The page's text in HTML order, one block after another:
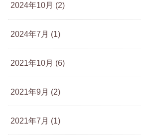
2024年10月 (2)
2024年7月 (1)
2021年10月 (6)
2021年9月 (2)
2021年7月 (1)